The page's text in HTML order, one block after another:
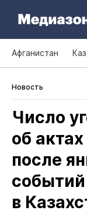
Афганистан
Новость
Число
об
после
событий
в